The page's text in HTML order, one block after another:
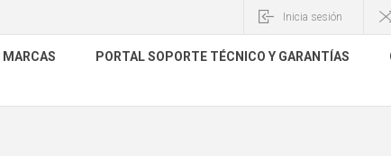
Inicia sesión
MARCAS PORTAL SOPORTE TÉCNICO Y GARANTÍAS